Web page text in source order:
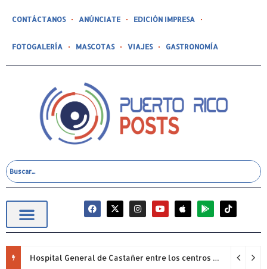
CONTÁCTANOS ANÚNCIATE EDICIÓN IMPRESA
FOTOGALERÍA MASCOTAS VIAJES GASTRONOMÍA
Hospital General de Castañer entre los centros de salud comunitarios con mejor desempeño clínico de Estados Unidos